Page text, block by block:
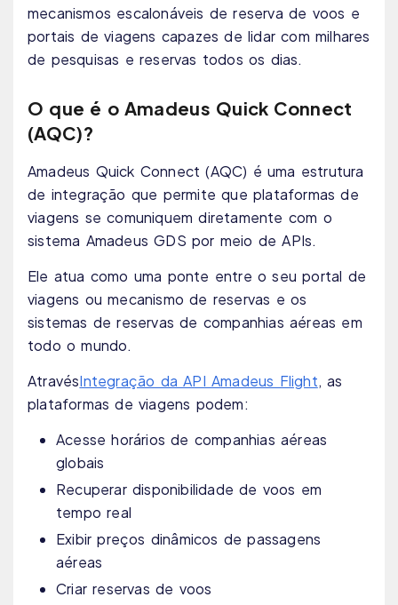
mecanismos escalonáveis ​​de reserva de voos e
portais de viagens capazes de lidar com milhares
de pesquisas e reservas todos os dias.
O que é o Amadeus Quick Connect
(AQC)?
Amadeus Quick Connect (AQC) é uma estrutura
de integração que permite que plataformas de
viagens se comuniquem diretamente com o
sistema Amadeus GDS por meio de APIs.
Ele atua como uma ponte entre o seu portal de
viagens ou mecanismo de reservas e os
sistemas de reservas de companhias aéreas em
todo o mundo.
AtravésIntegração da API Amadeus Flight, as
plataformas de viagens podem:
Acesse horários de companhias aéreas
globais
Recuperar disponibilidade de voos em
tempo real
Exibir preços dinâmicos de passagens
aéreas
Criar reservas de voos